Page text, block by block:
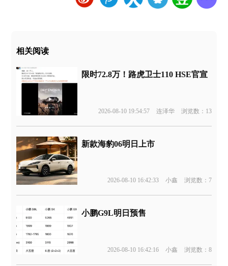
相关阅读
限时72.8万！路虎卫士110 HSE官宣
2026-08-10 19:54:57 连泽华 浏览数：13
新款海豹06明日上市
2026-08-10 16:42:33 小鑫 浏览数：7
小鹏G9L明日预售
2026-08-10 16:42:16 小鑫 浏览数：8